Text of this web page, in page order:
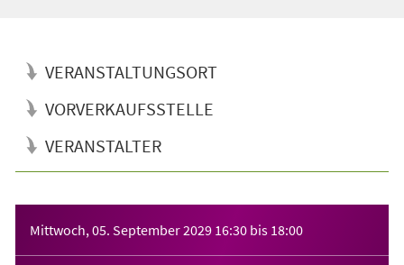
VERANSTALTUNGSORT
VORVERKAUFSSTELLE
VERANSTALTER
Mittwoch, 05. September 2029 16:30 bis 18:00